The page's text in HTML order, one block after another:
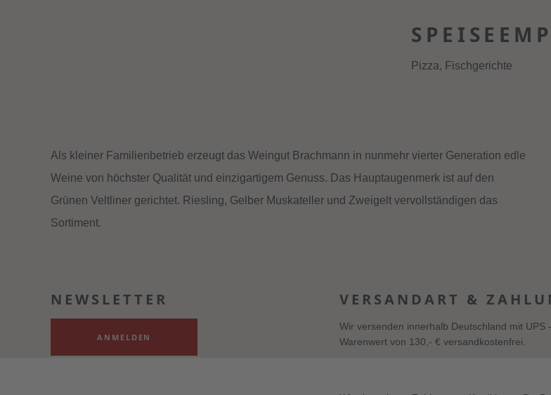
Pizza, Fischgerichte
Als kleiner Familienbetrieb erzeugt das Weingut Brachmann in nunmehr vierter Generation edle
Weine von höchster Qualität und einzigartigem Genuss. Das Hauptaugenmerk ist auf den
Grünen Veltliner gerichtet. Riesling, Gelber Muskateller und Zweigelt vervollständigen das
Sortiment.
NEWSLETTER
ANMELDEN
VERSANDART &
Wir versenden innerhalb Deutschland mit UPS
Warenwert von 130,- € versandkostenfrei.